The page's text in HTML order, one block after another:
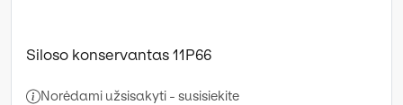
Siloso konservantas 11P66
Norėdami užsisakyti - susisiekite